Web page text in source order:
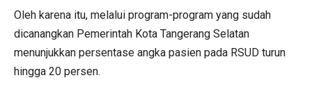
Oleh karena itu, melalui program-program yang sudah
dicanangkan Pemerintah Kota Tangerang Selatan
menunjukkan persentase angka pasien pada RSUD turun
hingga 20 persen.